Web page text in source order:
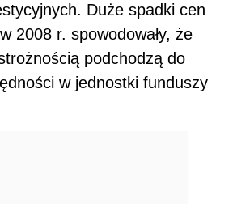
Duże spadki cen
2008 r. spowodowały, że
podchodzą do
w jednostki funduszy